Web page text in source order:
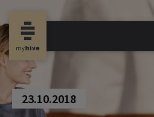
new
23.10.2018